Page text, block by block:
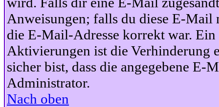
Anweisungen; falls du diese E-Mail
die E-Mail-Adresse korrekt war.
Aktivierungen ist die Verhinderung
sicher bist, dass die angegebene
Administrator.
Nach oben